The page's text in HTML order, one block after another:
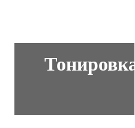
Тонировка